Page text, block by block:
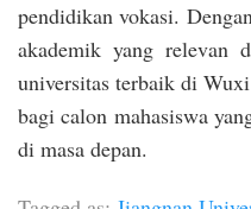
pendidikan vokasi.
akademik yang relevan
universitas terbaik di
bagi calon mahasiswa
di masa depan.